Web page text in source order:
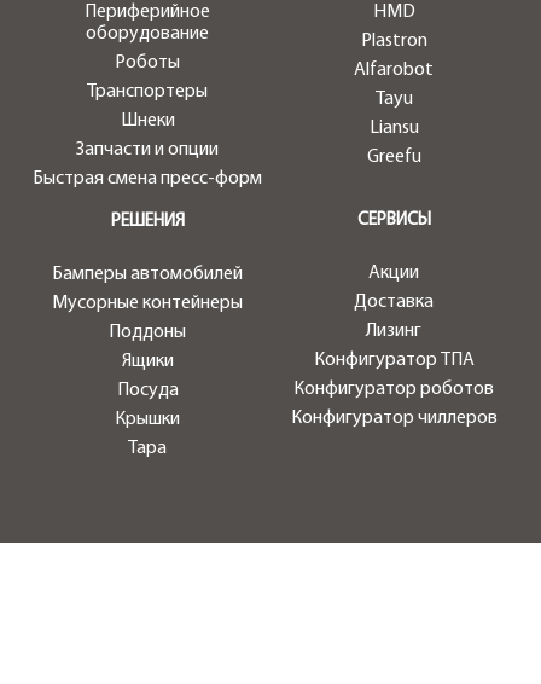
Периферийное
оборудование
Роботы
Транспортеры
Шнеки
Запчасти и опции
Быстрая смена пресс-форм
HMD
Plastron
Alfarobot
Tayu
Liansu
Greefu
СЕРВИСЫ
Акции
Доставка
Лизинг
Конфигуратор ТПА
Конфигуратор роботов
Конфигуратор чиллеров
РЕШЕНИЯ
Бамперы автомобилей
Мусорные контейнеры
Поддоны
Ящики
Посуда
Крышки
Тара